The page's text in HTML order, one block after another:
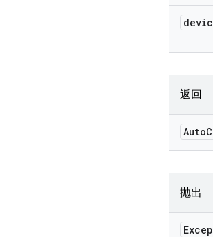
返回
Auto
抛出